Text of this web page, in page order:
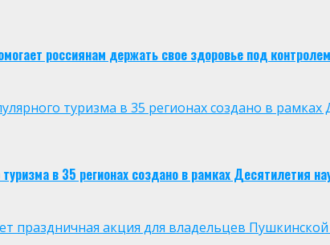
россиянам держать свое здоровье под контролем
туризма в 35 регионах создано в рамках
в 35 регионах создано в рамках Десятилетия
праздничная акция для владельцев